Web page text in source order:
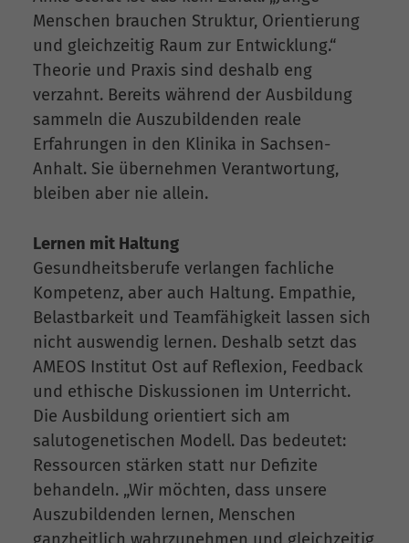
Menschen brauchen Struktur, Orientierung
und gleichzeitig Raum zur Entwicklung.“
Theorie und Praxis sind deshalb eng
verzahnt. Bereits während der Ausbildung
sammeln die Auszubildenden reale
Erfahrungen in den Klinika in Sachsen-
Anhalt. Sie übernehmen Verantwortung,
bleiben aber nie allein.
Lernen mit Haltung
Gesundheitsberufe verlangen fachliche
Kompetenz, aber auch Haltung. Empathie,
Belastbarkeit und Teamfähigkeit lassen sich
nicht auswendig lernen. Deshalb setzt das
AMEOS Institut Ost auf Reflexion, Feedback
und ethische Diskussionen im Unterricht.
Die Ausbildung orientiert sich am
salutogenetischen Modell. Das bedeutet:
Ressourcen stärken statt nur Defizite
behandeln. „Wir möchten, dass unsere
Auszubildenden lernen, Menschen
ganzheitlich wahrzunehmen und gleichzeitig